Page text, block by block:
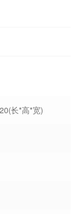
长*高*宽)